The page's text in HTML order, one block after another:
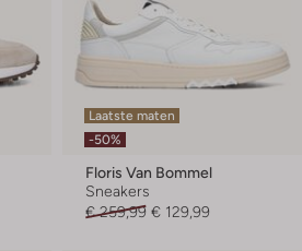
Laatste maten
-50%
Floris Van Bommel
Sneakers
€ 259,99 € 129,99